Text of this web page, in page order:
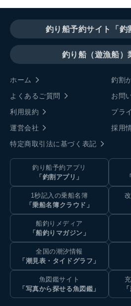
釣り船予約サイト「釣
釣り船（遊漁船）
ホーム
釣割
よくあるご質問
お問
利用規約
プラ
運営会社
採用
特定商取引法に基づく表記
釣り船予約アプリ
「釣割アプリ」
1秒記入の乗船名簿
「乗船名簿クラウド」
船釣りメディア
「船釣りマガジン」
全国の潮汐情報
「潮見表・タイドグラフ」
魚図鑑サイト
「写真から探せる魚図鑑」